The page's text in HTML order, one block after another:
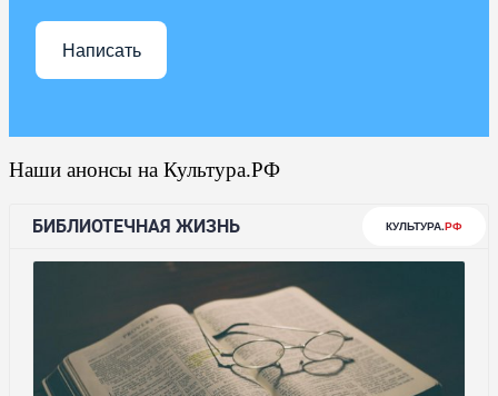
Написать
Наши анонсы на Культура.РФ